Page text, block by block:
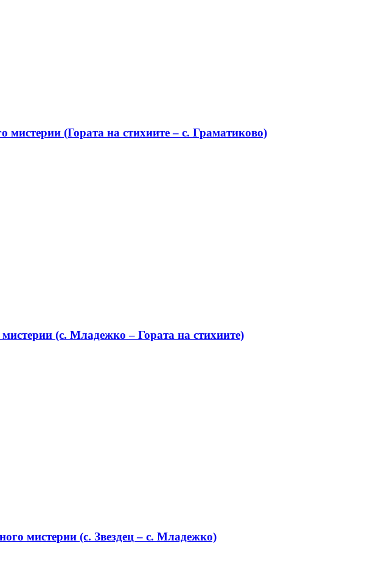
(Гората на стихиите – с. Граматиково)
(с. Младежко – Гората на стихиите)
мистерии (с. Звездец – с. Младежко)